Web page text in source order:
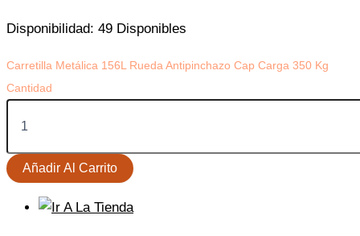
Disponibilidad: 49 Disponibles
Carretilla Metálica 156L Rueda Antipinchazo Cap Carga 350 Kg
Cantidad
Añadir Al Carrito